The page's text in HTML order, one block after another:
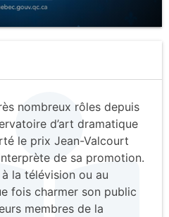
nombreux rôles depuis
d’art dramatique
le prix Jean-Valcourt
de sa promotion.
la télévision ou au
fois charmer son public
membres de la